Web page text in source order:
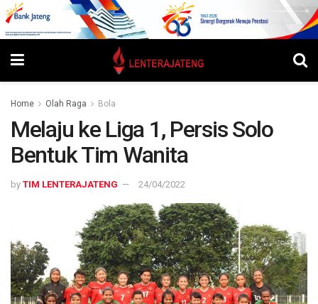
Home Olah Raga Bola
Melaju ke Liga 1, Persis Solo
Bentuk Tim Wanita
by TIM LENTERAJATENG 24/04/2022